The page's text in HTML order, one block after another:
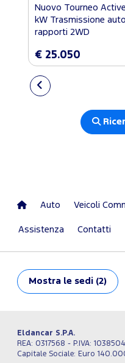
Nuovo Tourneo
kW Trasmissione
rapporti 2WD
€ 25.050
Auto Veicoli
Assistenza Contatti
Mostra le sedi (2)
Eldancar S.P.A.
REA: 0317568 - P.IVA:
Capitale Sociale: Euro